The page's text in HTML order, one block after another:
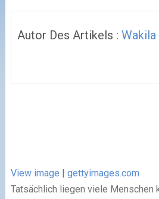
Autor Des Artikels : Wakila
View image | gettyimages.com
Tatsächlich liegen viele Menschen